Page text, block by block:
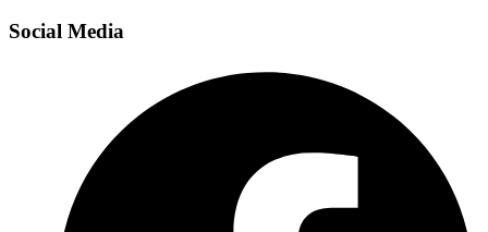
Social Media